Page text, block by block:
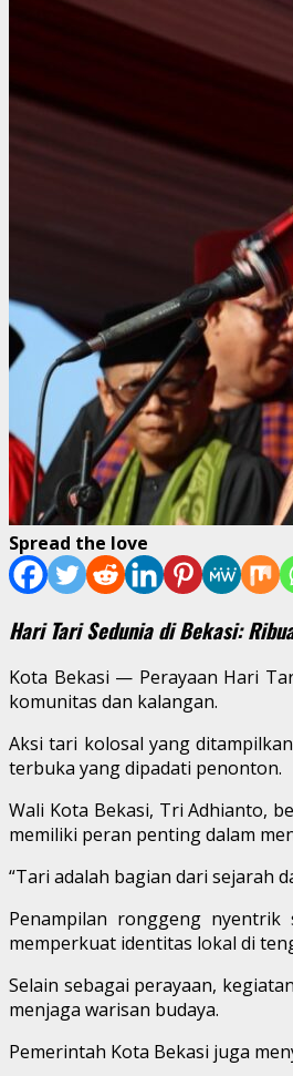
Spread the love
Hari Tari Sedunia di Bekasi:
Kota Bekasi — Perayaan Hari
komunitas dan kalangan.
Aksi tari kolosal yang
terbuka yang dipadati penonton.
Wali Kota Bekasi, Tri Adhianto,
memiliki peran penting dalam
“Tari adalah bagian dari sejarah
Penampilan ronggeng
memperkuat identitas lokal di
Selain sebagai perayaan,
menjaga warisan budaya.
Pemerintah Kota Bekasi juga